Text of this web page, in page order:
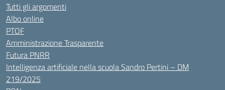
Tutti gli argomenti
Albo online
PTOF
Amministrazione Trasparente
Futura PNRR
Intelligenza artificiale nella scuola Sandro Pertini – DM
219/2025